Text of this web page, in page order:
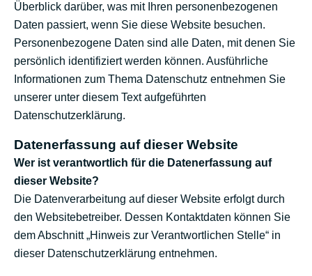
Überblick darüber, was mit Ihren personenbezogenen
Daten passiert, wenn Sie diese Website besuchen.
Personenbezogene Daten sind alle Daten, mit denen Sie
persönlich identifiziert werden können. Ausführliche
Informationen zum Thema Datenschutz entnehmen Sie
unserer unter diesem Text aufgeführten
Datenschutzerklärung.
Datenerfassung auf dieser Website
Wer ist verantwortlich für die Datenerfassung auf
dieser Website?
Die Datenverarbeitung auf dieser Website erfolgt durch
den Websitebetreiber. Dessen Kontaktdaten können Sie
dem Abschnitt „Hinweis zur Verantwortlichen Stelle“ in
dieser Datenschutzerklärung entnehmen.